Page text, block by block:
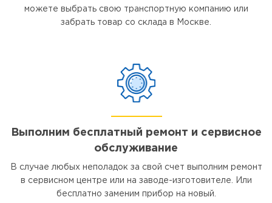
можете выбрать свою транспортную компанию или
забрать товар со склада в Москве.
Выполним бесплатный ремонт и сервисное
обслуживание
В случае любых неполадок за свой счет выполним ремонт
в сервисном центре или на заводе-изготовителе. Или
бесплатно заменим прибор на новый.